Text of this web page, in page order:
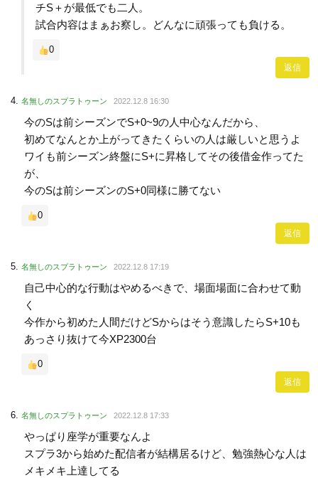
チS＋が最低でも二人。
試合内容はまぁお察し。どんなに頑張っても負ける。
0
返信
名無しのスプラトゥーン 2022.12.8 16:30
今のSは前シーズンでS+0~9の人中心なんだから、
初めてなんとか上がってきたくらいの人は厳しいと思うよ
ワイも前シーズン終盤にS+に昇格してその後借金作ってた
が、
今のSは前シーズンのS+0同様に勝てない
0
返信
名無しのスプラトゥーン 2022.12.8 17:19
自己中心的な行動はやめるべきで、場面場面に合わせて動
く
今作から初めた人間だけどSからはそう意識したらS+10も
あっさり抜けて今XP2300台
0
返信
名無しのスプラトゥーン 2022.12.8 17:33
やっぱり座学が重要なんよ
スプラ3から始めた配信者が結構居るけど、勉強熱心な人は
メキメキ上達してる